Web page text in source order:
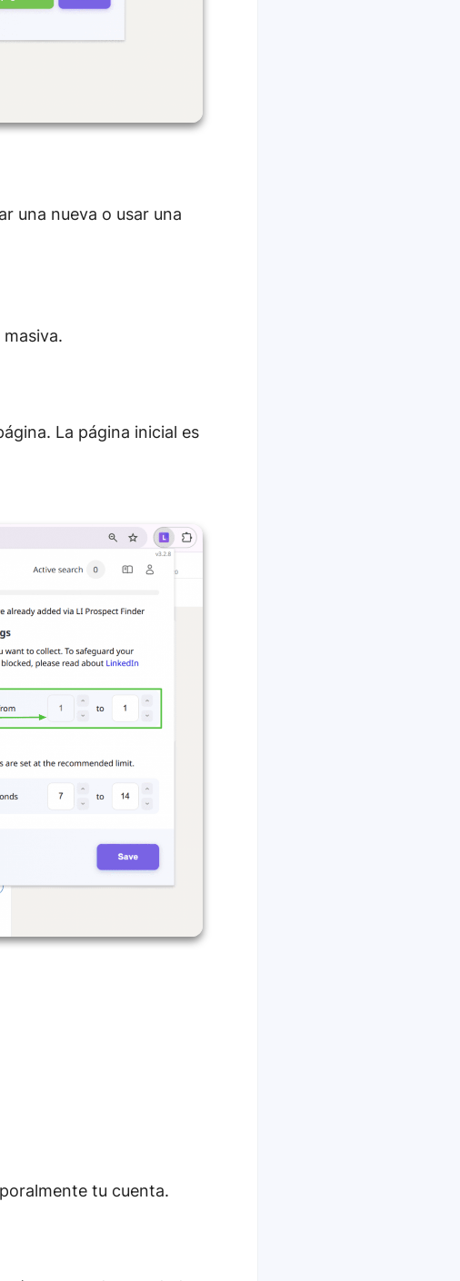
una nueva o usar una
La página inicial es
tu cuenta.